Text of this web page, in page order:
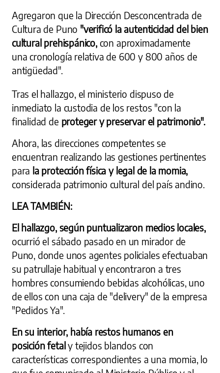
Agregaron que la Dirección Desconcentrada de
Cultura de Puno "verificó la autenticidad del bien
cultural prehispánico, con aproximadamente
una cronología relativa de 600 y 800 años de
antigüedad".
Tras el hallazgo, el ministerio dispuso de
inmediato la custodia de los restos "con la
finalidad de proteger y preservar el patrimonio".
Ahora, las direcciones competentes se
encuentran realizando las gestiones pertinentes
para la protección física y legal de la momia,
considerada patrimonio cultural del país andino.
LEA TAMBIÉN:
El hallazgo, según puntualizaron medios locales,
ocurrió el sábado pasado en un mirador de
Puno, donde unos agentes policiales efectuaban
su patrullaje habitual y encontraron a tres
hombres consumiendo bebidas alcohólicas, uno
de ellos con una caja de "delivery" de la empresa
"Pedidos Ya".
En su interior, había restos humanos en
posición fetaly tejidos blandos con
características correspondientes a una momia, lo